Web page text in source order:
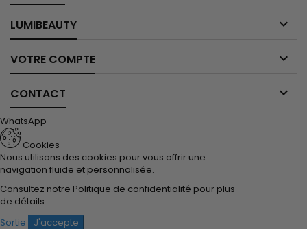
LUMIBEAUTY 
VOTRE COMPTE 
CONTACT 
WhatsApp
Cookies
Nous utilisons des cookies pour vous offrir une
navigation fluide et personnalisée.
Consultez notre Politique de confidentialité pour plus
de détails.
Sortie
J'accepte